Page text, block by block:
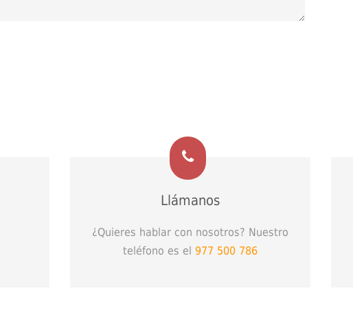
Llámanos
¿Quieres hablar con nosotros? Nuestro
teléfono es el 977 500 786